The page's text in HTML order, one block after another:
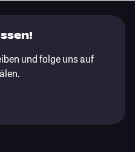
und folge uns auf